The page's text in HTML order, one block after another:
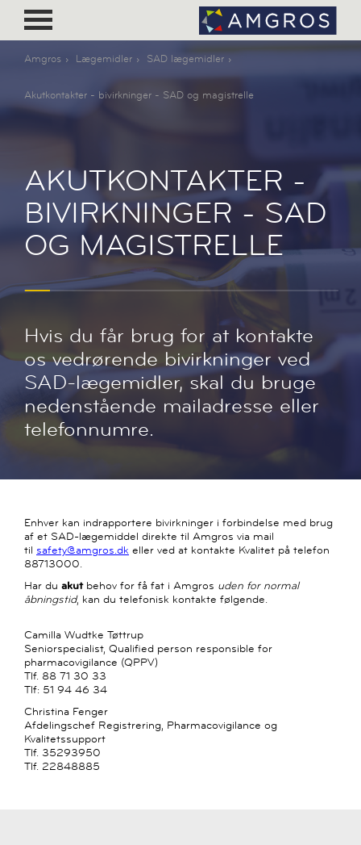
Amgros Lægemidler SAD lægemidler
Akutkontakter - bivirkninger - SAD og magistrelle
AKUTKONTAKTER -
BIVIRKNINGER - SAD
OG MAGISTRELLE
Hvis du får brug for at kontakte
os vedrørende bivirkninger ved
SAD-lægemidler, skal du bruge
nedenstående mailadresse eller
telefonnumre.
Enhver kan indrapportere bivirkninger i forbindelse med brug
af et SAD-lægemiddel direkte til Amgros via mail
til safety@amgros.dk eller ved at kontakte Kvalitet på telefon
88713000.
Har du akutbehov for få fat i Amgros uden for normal
åbningstid, kan du telefonisk kontakte følgende.
Camilla Wudtke Tøttrup
Seniorspecialist, Qualified person responsible for
pharmacovigilance (QPPV)
Tlf. 88 71 30 33
Tlf: 51 94 46 34
Christina Fenger
Afdelingschef Registrering, Pharmacovigilance og
Kvalitetssupport
Tlf. 35293950
Tlf. 22848885